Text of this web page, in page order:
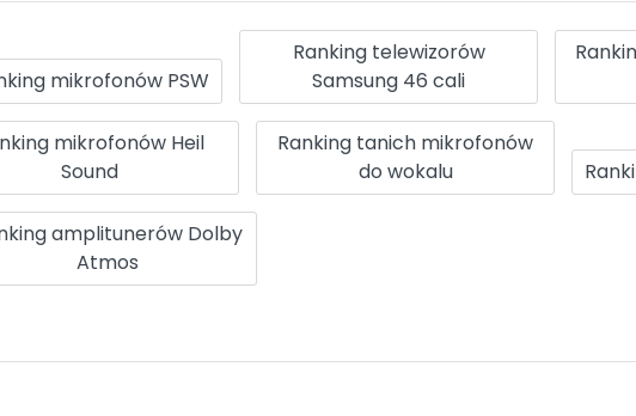
mikrofonów PSW
Ranking telewizorów
Samsung 46 cali
mikrofonów Heil
Sound
Ranking tanich mikrofonów
do wokalu
amplitunerów Dolby
Atmos